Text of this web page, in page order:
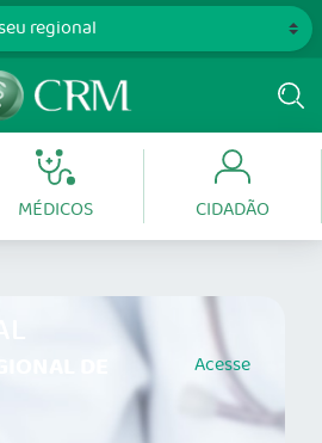
MÉDICOS CIDADÃO
DE Acesse